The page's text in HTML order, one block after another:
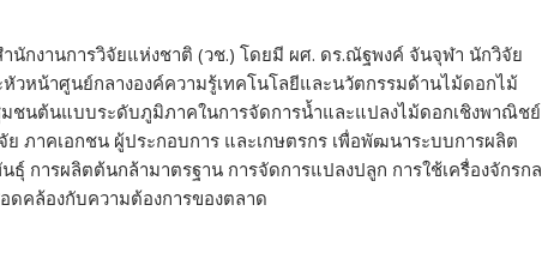
กงานการวิจัยแห่งชาติ (วช.) โดยมี ผศ. ดร.ณัฐพงค์ จันจุฬา นักวิจัย
วหน้าศูนย์กลางองค์ความรู้เทคโนโลยีและนวัตกรรมด้านไม้ดอกไม้
ชนต้นแบบระดับภูมิภาคในการจัดการน้ำและแปลงไม้ดอกเชิงพาณิชย์
ภาคเอกชน ผู้ประกอบการ และเกษตรกร เพื่อพัฒนาระบบการผลิต
การผลิตต้นกล้ามาตรฐาน การจัดการแปลงปลูก การใช้เครื่องจักรกล
ดคล้องกับความต้องการของตลาด